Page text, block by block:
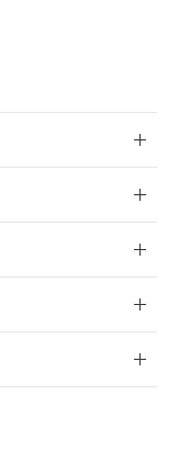
、当社の製
1.共同利
証明書
テル類４
期間は出
から備考
。